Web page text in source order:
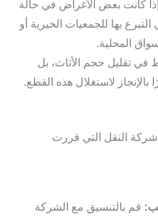
إذا كانت بعض الأغراض في حالة
بها للجمعيات الخيرية أو
المحلية.
تقليل حجم الأثاث، بل
لاستغلال هذه القطع.
شركة النقل التي قررت
قم بالتنسيق مع الشركة